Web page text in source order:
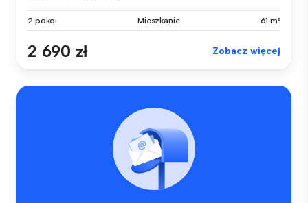
2 pokoi Mieszkanie 61 m²
2 690 zł Zobacz więcej